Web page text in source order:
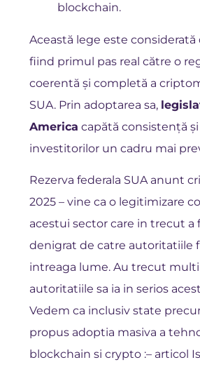
blockchain.
Această lege este
fiind primul pas real către o
coerentă și completă a
SUA. Prin adoptarea sa,
America capătă consistență și
investitorilor un cadru mai
Rezerva federala SUA anunt
2025 – vine ca o legitimizare
acestui sector care in trecut a
denigrat de catre autoritatiile
intreaga lume. Au trecut
autoritatiile sa ia in serios
Vedem ca inclusiv state
propus adoptia masiva a
blockchain si crypto :– articol